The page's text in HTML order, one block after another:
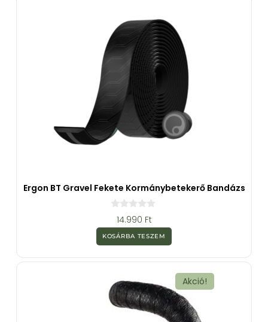
Ergon BT Gravel Fekete Kormánybetekerő Bandázs
z
5
b
14.990 Ft
KOSÁRBA TESZEM
Akció!